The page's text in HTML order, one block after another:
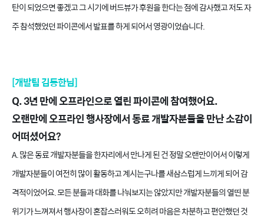
탄이 되었으면 좋겠고 그 시기에 버드뷰가 후원을 한다는 점에 감사했고 저도 자
주 참석했었던 파이콘에서 발표를 하게 되어서 영광이었습니다.
[개발팀 김동한님]
Q. 3년 만에 오프라인으로 열린 파이콘에 참여했어요.
오랜만에 오프라인 행사장에서 동료 개발자분들을 만난 소감이
어떠셨어요?
A. 많은 동료 개발자분들을 한자리에서 만나게 된 건 정말 오랜만이어서 이렇게
개발자분들이 여전히 많이 활동하고 계시는구나를 새삼스럽게 느끼게 되어 감
격적이었어요. 모든 분들과 대화를 나눠보지는 않았지만 개발자분들의 열띤 분
위기가 느껴져서 행사장이 혼잡스러워도 오히려 마음은 차분하고 편안했던 것